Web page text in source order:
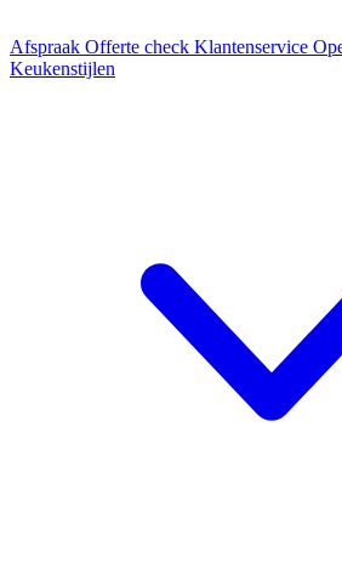
Afspraak Offerte check Klantenservice
Keukenstijlen